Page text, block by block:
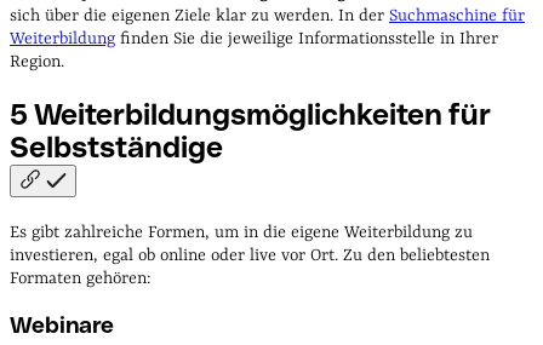
sich über die eigenen Ziele klar zu werden. In der Suchmaschine für
Weiterbildung finden Sie die jeweilige Informationsstelle in Ihrer
Region.
5 Weiterbildungsmöglichkeiten für
Selbstständige
Es gibt zahlreiche Formen, um in die eigene Weiterbildung zu
investieren, egal ob online oder live vor Ort. Zu den beliebtesten
Formaten gehören:
Webinare